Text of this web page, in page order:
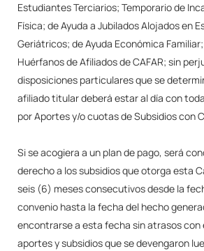
Estudiantes Terciarios; Temporario de
Física; de Ayuda a Jubilados Alojados en
Geriátricos; de Ayuda Económica
Huérfanos de Afiliados de CAFAR; sin
disposiciones particulares que se
afiliado titular deberá estar al día con
por Aportes y/o cuotas de Subsidios con
Si se acogiera a un plan de pago, será
derecho a los subsidios que otorga esta
seis (6) meses consecutivos desde la
convenio hasta la fecha del hecho
encontrarse a esta fecha sin atrasos con
aportes y subsidios que se devengaron